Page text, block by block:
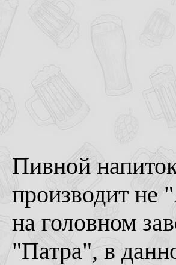
Пивной
производит
на головном
"Патра", в